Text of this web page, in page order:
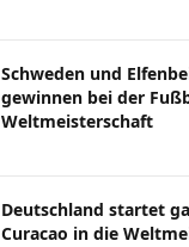
Schweden und
gewinnen bei der
Weltmeisterschaft
Deutschland startet
Curacao in die